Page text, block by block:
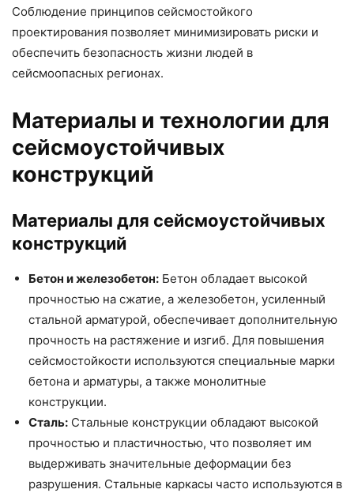
Соблюдение принципов сейсмостойкого
проектирования позволяет минимизировать риски и
обеспечить безопасность жизни людей в
сейсмоопасных регионах.
Материалы и технологии для
сейсмоустойчивых
конструкций
Материалы для сейсмоустойчивых
конструкций
Бетон и железобетон: Бетон обладает высокой
прочностью на сжатие, а железобетон, усиленный
стальной арматурой, обеспечивает дополнительную
прочность на растяжение и изгиб. Для повышения
сейсмостойкости используются специальные марки
бетона и арматуры, а также монолитные
конструкции.
Сталь: Стальные конструкции обладают высокой
прочностью и пластичностью, что позволяет им
выдерживать значительные деформации без
разрушения. Стальные каркасы часто используются в